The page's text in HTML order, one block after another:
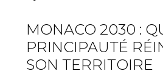
MONACO 2030 :
PRINCIPAUTÉ
SON TERRITOIRE